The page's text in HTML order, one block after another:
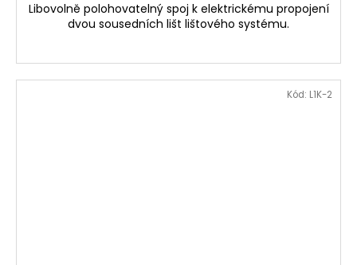
Libovolně polohovatelný spoj k elektrickému propojení
dvou sousedních lišt lištového systému.
Kód: L1K-2